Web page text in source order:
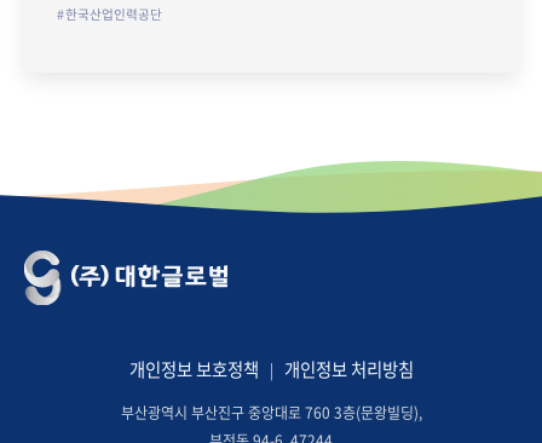
한국산업인력공단
개인정보 보호정책 | 개인정보 처리방침
부산광역시 부산진구 중앙대로 760 3층(문왕빌딩),